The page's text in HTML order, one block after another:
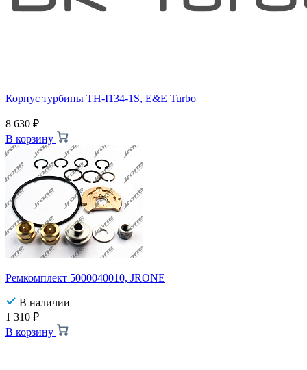
Корпус турбины TH-I134-1S, E&E Turbo
8 630 ₽
В корзину
Ремкомплект 5000040010, JRONE
В наличии
1 310 ₽
В корзину